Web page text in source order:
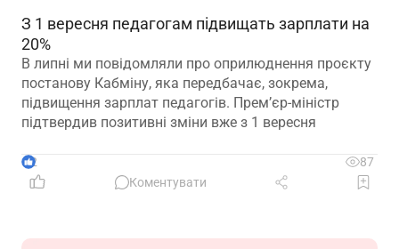
З 1 вересня педагогам підвищать зарплати на
20%
В липні ми повідомляли про оприлюднення проєкту
постанову Кабміну, яка передбачає, зокрема,
підвищення зарплат педагогів. Прем’єр-міністр
підтвердив позитивні зміни вже з 1 вересня
2
87
Коментувати